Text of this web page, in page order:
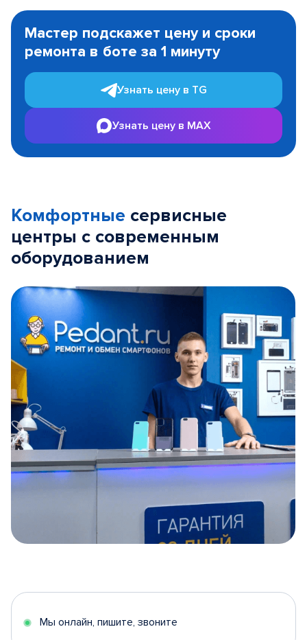
1
Мастер подскажет цену и сроки
ремонта в боте за 1 минуту
Узнать цену в TG
Узнать цену в MAX
Комфортные сервисные
центры с современным
оборудованием
5
Мы онлайн, пишите, звоните